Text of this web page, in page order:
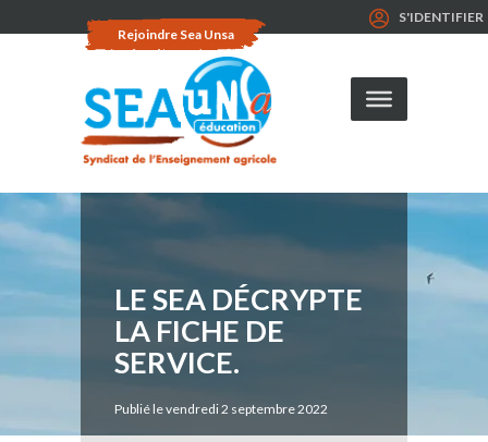
Rejoindre Sea Unsa
S'IDENTIFIER
LE SEA DÉCRYPTE
LA FICHE DE
SERVICE.
Publié le vendredi 2 septembre 2022